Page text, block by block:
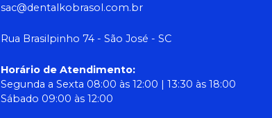
sac@dentalkobrasol.com.br
Rua Brasilpinho 74 - São José - SC
Horário de Atendimento:
Segunda a Sexta 08:00 às 12:00 | 13:30 às 18:00
Sábado 09:00 às 12:00